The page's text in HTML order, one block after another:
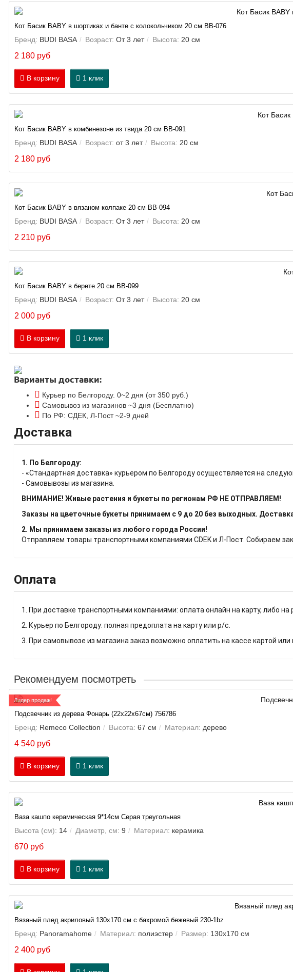
Кот Басик BABY в шортиках и банте с колокольчиком 20 см BB-076
Бренд: BUDI BASA Возраст: От 3 лет Высота: 20 см
2 180 руб
В корзину 1 клик
Кот Басик BABY в комбинезоне из твида 20 см BB-091
Бренд: BUDI BASA Возраст: от 3 лет Высота: 20 см
2 180 руб
Кот Басик BABY в вязаном колпаке 20 см BB-094
Бренд: BUDI BASA Возраст: От 3 лет Высота: 20 см
2 210 руб
Кот Басик BABY в берете 20 см BB-099
Бренд: BUDI BASA Возраст: От 3 лет Высота: 20 см
2 000 руб
В корзину 1 клик
Варианты доставки:
Курьер по Белгороду. 0~2 дня (от 350 руб.)
Самовывоз из магазинов ~3 дня (Бесплатно)
По РФ: СДЕК, Л-Пост ~2-9 дней
Доставка
1. По Белгороду:
- «Стандартная доставка» курьером по Белгороду осуществляется на
- Самовывозы из магазина.
ВНИМАНИЕ! Живые растения и букеты по регионам РФ НЕ ОТПРАВЛЯЕМ!
Заказы на цветочные букеты принимаем с 9 до 20 без выходных.
2. Мы принимаем заказы из любого города России!
Отправляем товары транспортными компаниями CDEK и Л-Пост. Собираем
Оплата
1. При доставке транспортными компаниями: оплата онлайн на карту, либо
2. Курьер по Белгороду: полная предоплата на карту или р/с.
3. При самовывозе из магазина заказ возможно оплатить на кассе картой
Рекомендуем посмотреть
Лидер продаж!
Подсвечник из дерева Фонарь (22х22х67см) 756786
Бренд: Remeco Collection Высота: 67 см Материал: дерево
4 540 руб
В корзину 1 клик
Ваза кашпо керамическая 9*14см Серая треугольная
Высота (см): 14 Диаметр, см: 9 Материал: керамика
670 руб
В корзину 1 клик
Вязаный плед акриловый 130х170 см с бахромой бежевый 230-1bz
Бренд: Panoramahome Материал: полиэстер Размер: 130х170 см
2 400 руб